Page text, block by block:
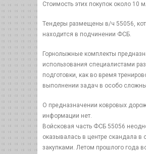
Стоимость этих покупок около 10
Тендеры размещены в/ч 55056,
находится в подчинении ФСБ.
Горнолыжные комплекты
использования специалистами
подготовки, как во время
выполнении задач в особо
О предназначении ковровых
информации нет.
Войсковая часть ФСБ 55056
оказывалась в центре скандала в
закупками. Летом прошлого года